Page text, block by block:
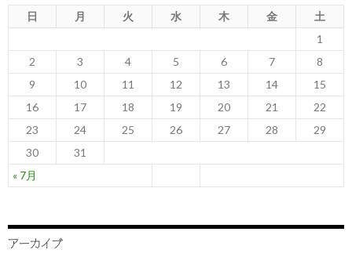
日 月 火 水 木 金 土
« 7月
1
2
3 4 5 6 7
8
9
10 11 12 13 14
15
16
17 18 19 20 21
22
23
24 25 26 27 28
29
30
31
アーカイブ